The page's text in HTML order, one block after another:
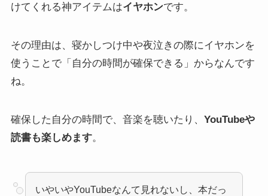
けてくれる神アイテムはイヤホンです。
その理由は、寝かしつけ中や夜泣きの際にイヤホンを
使うことで「自分の時間が確保できる」からなんです
ね。
確保した自分の時間で、音楽を聴いたり、 YouTubeや
読書も楽しめます。
いやいやYouTubeなんて見れないし、本だっ